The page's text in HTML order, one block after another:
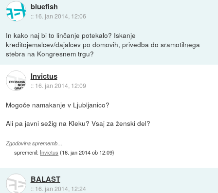
bluefish
:: 16. jan 2014, 12:06
In kako naj bi to linčanje potekalo? Iskanje
kreditojemalcev/dajalcev po domovih, privedba do sramotilnega
stebra na Kongresnem trgu?
Invictus
:: 16. jan 2014, 12:09
Mogoče namakanje v Ljubljanico?
Ali pa javni sežig na Kleku? Vsaj za ženski del?
Zgodovina sprememb…
spremenil: Invictus (16. jan 2014 ob 12:09)
BALAST
:: 16. jan 2014, 12:24